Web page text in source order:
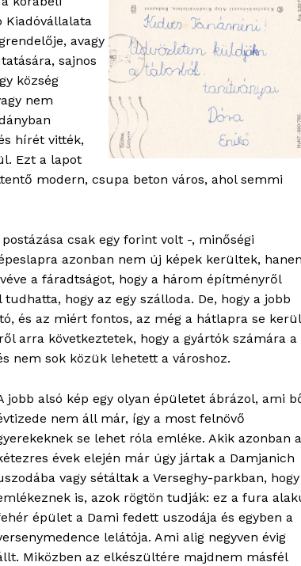
Hasznos
Kiadóvállalata
avagy
sajnos
község
nem
hírét vitték,
Ezt a lapot
modern, csupa beton város, ahol semmi
csak egy forint volt -, minőségi
azonban nem új képek kerültek,
a fáradtságot, hogy a három építményről
hogy az egy szálloda. De, hogy a jobb
és az miért fontos, az még a hátlapra se
arra következtetek, hogy a gyártók számára a
nem sok közük lehetett a városhoz.
jobb alsó kép egy olyan épületet ábrázol, ami
nem áll már, így a most felnövő
se lehet róla emléke. Akik azonban a
évek elején már úgy jártak a Damjanich
vagy sétáltak a Verseghy-parkban, hogy
is, azok rögtön tudják: ez a fura
épület a Dami fedett uszodája és egyben a
lelátója. Ami alig negyven évig
Miközben az elkészültére majdnem másfél